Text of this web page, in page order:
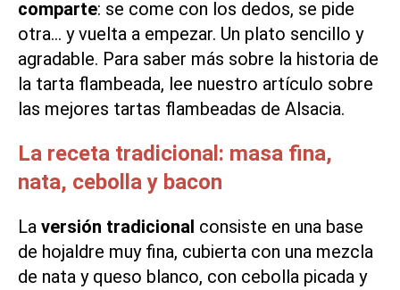
comparte: se come con los dedos, se pide
otra… y vuelta a empezar. Un plato sencillo y
agradable. Para saber más sobre la historia de
la tarta flambeada, lee nuestro artículo sobre
las mejores tartas flambeadas de Alsacia.
La receta tradicional: masa fina,
nata, cebolla y bacon
La versión tradicional consiste en una base
de hojaldre muy fina, cubierta con una mezcla
de nata y queso blanco, con cebolla picada y